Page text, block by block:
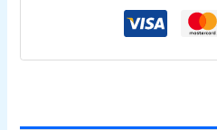
quantity